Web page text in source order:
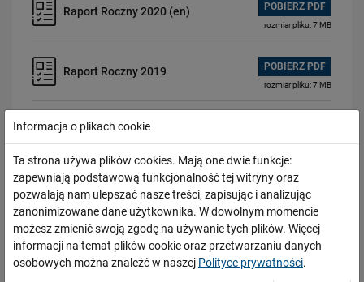
Raport Roczny 2020 (en) POBIERZ PDF
rozmiar pliku: 7 MB
Raport Roczny 2019 POBIERZ PDF
rozmiar pliku: 7 MB
Raport Roczny 2019 (en)
rozmiar pliku: 8 MB
Raport Roczny 2018 POBIERZ PDF
Raport Roczny 2018 (en) POBIERZ PDF
rozmiar pliku: 8 MB
Informacja o plikach cookie
Ta strona używa plików cookies. Mają one dwie funkcje:
zapewniają podstawową funkcjonalność tej witryny oraz
pozwalają nam ulepszać nasze treści, zapisując i analizując
zanonimizowane dane użytkownika. W dowolnym momencie
możesz zmienić swoją zgodę na używanie tych plików. Więcej
informacji na temat plików cookie oraz przetwarzaniu danych
osobowych można znaleźć w naszej Polityce prywatności.